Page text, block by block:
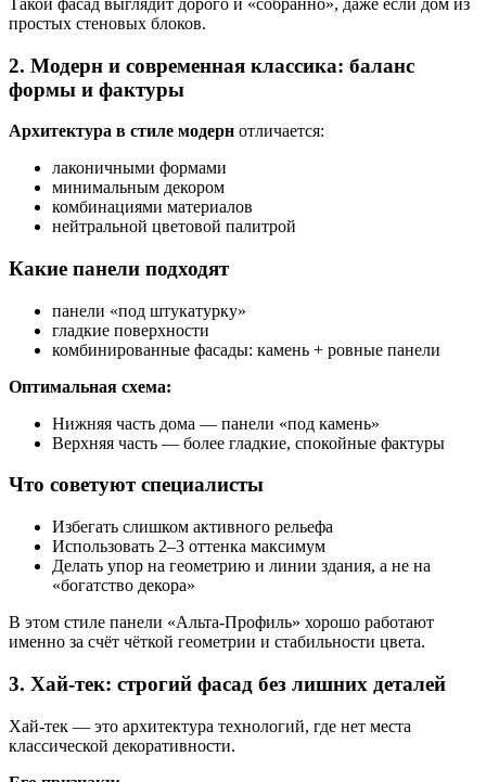
простых стеновых блоков.
2. Модерн и современная классика: баланс
формы и фактуры
Архитектура в стиле модерн отличается:
лаконичными формами
минимальным декором
комбинациями материалов
нейтральной цветовой палитрой
Какие панели подходят
панели «под штукатурку»
гладкие поверхности
комбинированные фасады: камень + ровные панели
Оптимальная схема:
Нижняя часть дома — панели «под камень»
Верхняя часть — более гладкие, спокойные фактуры
Что советуют специалисты
Избегать слишком активного рельефа
Использовать 2–3 оттенка максимум
Делать упор на геометрию и линии здания, а не на
«богатство декора»
В этом стиле панели «Альта-Профиль» хорошо работают
именно за счёт чёткой геометрии и стабильности цвета.
3. Хай-тек: строгий фасад без лишних деталей
Хай-тек — это архитектура технологий, где нет места
классической декоративности.